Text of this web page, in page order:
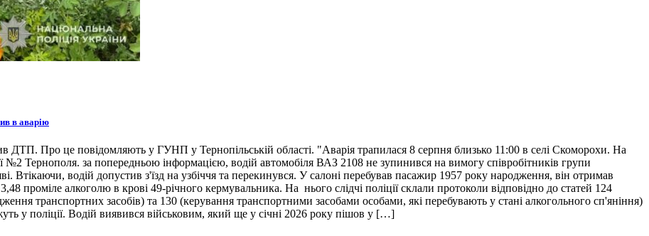
в аварію
ДТП. Про це повідомляють у ГУНП у Тернопільській області. "Аварія трапилася 8 серпня близько 11:00 в селі Скоморохи. На
№2 Тернополя. за попередньою інформацією, водій автомобіля ВАЗ 2108 не зупинився на вимогу співробітників групи
Втікаючи, водій допустив з'їзд на узбіччя та перекинувся. У салоні перебував пасажир 1957 року народження, він отримав
проміле алкоголю в крові 49-річного кермувальника. На нього слідчі поліції склали протоколи відповідно до статей 124
транспортних засобів) та 130 (керування транспортними засобами особами, які перебувають у стані алкогольного сп'яніння)
у поліції. Водій виявився військовим, який ще у січні 2026 року пішов у […]